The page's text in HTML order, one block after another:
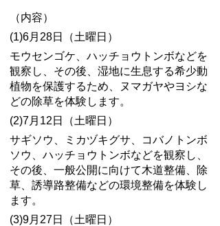
（内容）
(1)6月28日（土曜日）
モウセンゴケ、ハッチョウトンボなどを
観察し、その後、湿地に生息する希少動
植物を保護するため、ヌマガヤやヨシな
どの除草を体験します。
(2)7月12日（土曜日）
サギソウ、ミカヅキグサ、コバノトンボ
ソウ、ハッチョウトンボなどを観察し、
その後、一般公開に向けて木道整備、除
草、誘導路整備などの環境整備を体験し
ます。
(3)9月27日（土曜日）